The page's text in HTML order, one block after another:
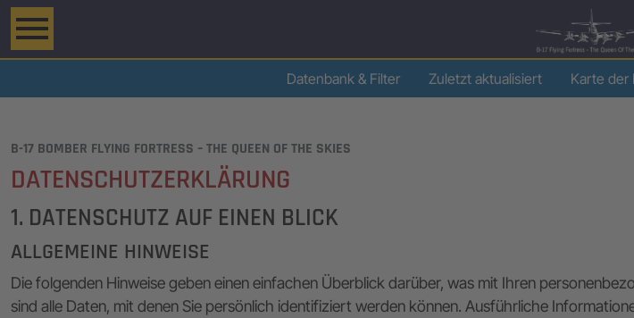
Datenbank & Filter Zuletzt aktualisiert Karte der
B-17 BOMBER FLYING FORTRESS – THE QUEEN OF THE SKIES
DATENSCHUTZERKLÄRUNG
1. DATENSCHUTZ AUF EINEN BLICK
ALLGEMEINE HINWEISE
Die folgenden Hinweise geben einen einfachen Überblick darüber, was mit Ihren
sind alle Daten, mit denen Sie persönlich identifiziert werden können. Ausführliche